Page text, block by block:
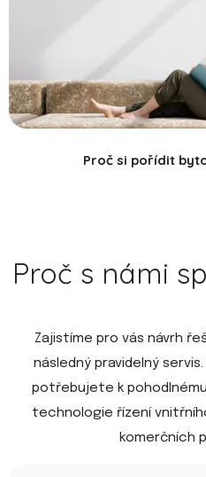
Proč si pořídit
Proč s námi
Zajistíme pro vás návrh
následný pravidelný
potřebujete k
technologie řízení
komerčních